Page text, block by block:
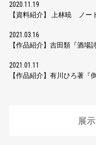
2020.11.19
【資料紹介】 上林暁 ノー
2021.03.16
【作品紹介】吉田類『酒場
2021.01.11
【作品紹介】有川ひろ著『
展